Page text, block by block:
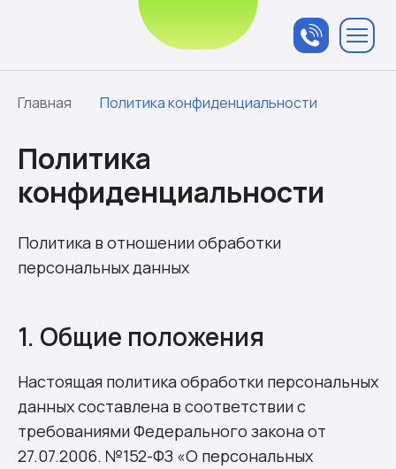
менеджером
Главная Политика конфиденциальности
Политика
конфиденциальности
Политика в отношении обработки
персональных данных
1. Общие положения
Настоящая политика обработки персональных
данных составлена в соответствии с
требованиями Федерального закона от
27.07.2006. №152-ФЗ «О персональных